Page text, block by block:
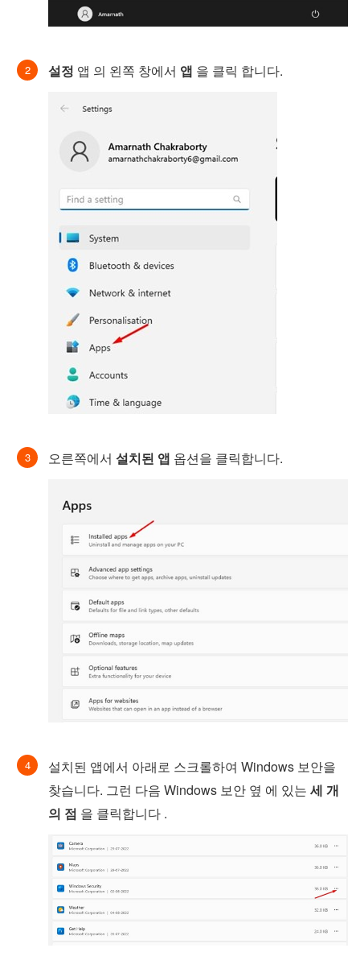
설정 앱 의 왼쪽 창에서 앱 을 클릭 합니다.
오른쪽에서 설치된 앱 옵션을 클릭합니다.
설치된 앱에서 아래로 스크롤하여 Windows 보안을
찾습니다. 그런 다음 Windows 보안 옆 에 있는 세 개
의 점 을 클릭합니다 .